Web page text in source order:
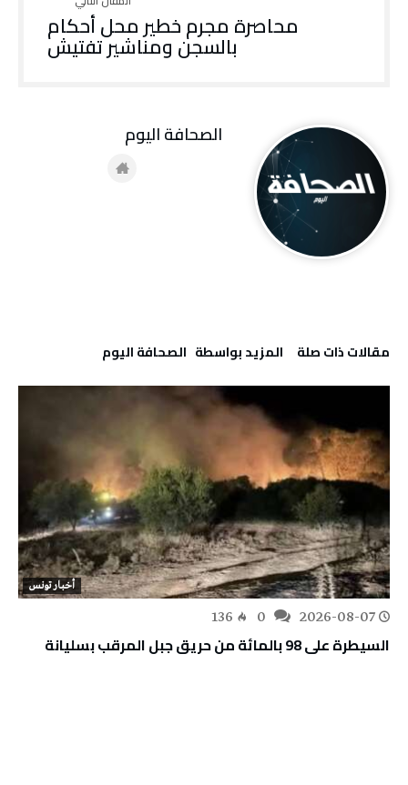
محاصرة مجرم خطير محل أحكام
بالسجن ومناشير تفتيش
‫مقالات ذات صلة‬ ‫‫المزيد بواسطة‬ ‬ ‭ ‬الصحافة‭ ‬اليوم
أخبار تونس
2026-08-07
136
السيطرة على 98 بالمائة من حريق جبل المرقب بسليانة